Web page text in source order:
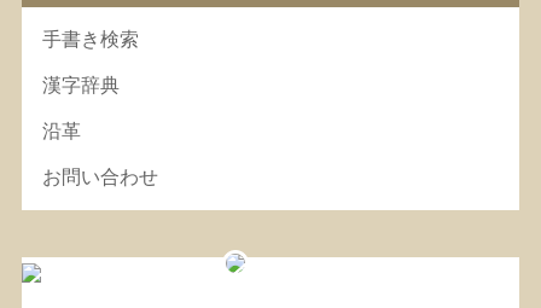
手書き検索
漢字辞典
沿革
お問い合わせ